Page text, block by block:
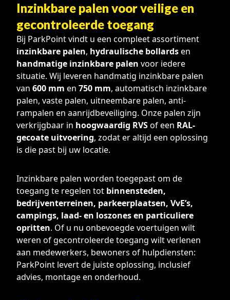
Inzinkbare palen voor veilige en
gecontroleerde toegang
Bij ParkPoint vindt u een compleet assortiment
inzinkbare palen, hydraulische bollardsen
handmatige inzinkbare palen voor iedere
situatie. Wij leveren handmatig inzinkbare palen
van 600 mm en 750 mm, automatisch inzinkbare
palen, vaste palen, uitneembare palen, anti-
rampalen en aanrijdbeveiliging. Onze palen zijn
verkrijgbaar in hoogwaardig RVSof een RAL-
gecoate uitvoering, zodat er altijd een oplossing
is die past bij uw locatie.
Inzinkbare palen worden toegepast om de
toegang te regelen tot binnensteden,
bedrijventerreinen, parkeerplaatsen, VvE’s,
campings, laad- en loszones en particuliere
opritten. Of u nu onbevoegde voertuigen wilt
weren of gecontroleerde toegang wilt verlenen
aan medewerkers, bewoners of hulpdiensten:
ParkPoint levert de juiste oplossing, inclusief
advies, montage en onderhoud.